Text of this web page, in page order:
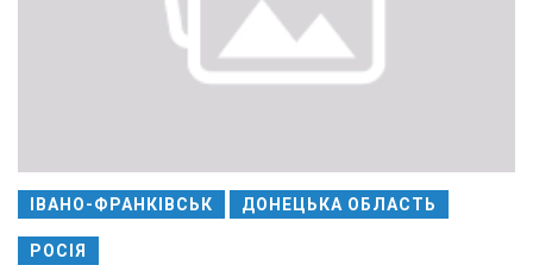
ІВАНО-ФРАНКІВСЬК ДОНЕЦЬКА ОБЛАСТЬ
РОСІЯ